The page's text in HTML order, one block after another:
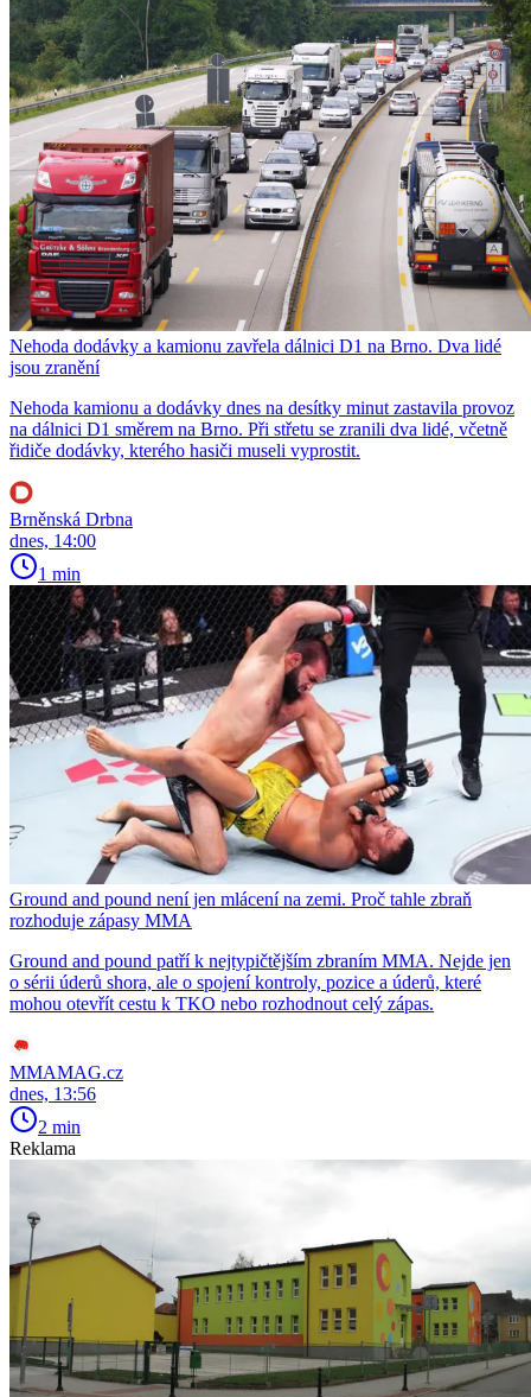
Nehoda dodávky a kamionu zavřela dálnici D1 na Brno. Dva lidé
jsou zranění
Nehoda kamionu a dodávky dnes na desítky minut zastavila provoz
na dálnici D1 směrem na Brno. Při střetu se zranili dva lidé, včetně
řidiče dodávky, kterého hasiči museli vyprostit.
Brněnská Drbna
dnes, 14:00
1 min
Ground and pound není jen mlácení na zemi. Proč tahle zbraň
rozhoduje zápasy MMA
Ground and pound patří k nejtypičtějším zbraním MMA. Nejde jen
o sérii úderů shora, ale o spojení kontroly, pozice a úderů, které
mohou otevřít cestu k TKO nebo rozhodnout celý zápas.
MMAMAG.cz
dnes, 13:56
2 min
Reklama